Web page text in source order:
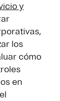
y
los
cómo
en